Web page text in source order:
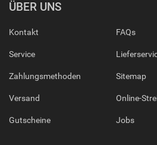
ÜBER UNS
Kontakt
Service
Zahlungsmethoden
Versand
Gutscheine
FAQs
Sitemap
Online-
Jobs